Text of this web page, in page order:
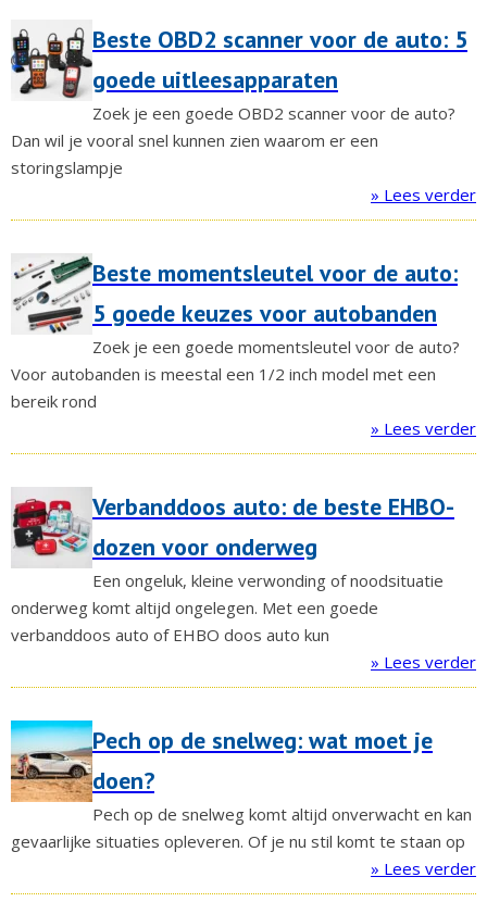
Beste OBD2 scanner voor de auto: 5
goede uitleesapparaten
Zoek je een goede OBD2 scanner voor de auto?
Dan wil je vooral snel kunnen zien waarom er een
storingslampje
» Lees verder
Beste momentsleutel voor de auto:
5 goede keuzes voor autobanden
Zoek je een goede momentsleutel voor de auto?
Voor autobanden is meestal een 1/2 inch model met een
bereik rond
» Lees verder
Verbanddoos auto: de beste EHBO-
dozen voor onderweg
Een ongeluk, kleine verwonding of noodsituatie
onderweg komt altijd ongelegen. Met een goede
verbanddoos auto of EHBO doos auto kun
» Lees verder
Pech op de snelweg: wat moet je
doen?
Pech op de snelweg komt altijd onverwacht en kan
gevaarlijke situaties opleveren. Of je nu stil komt te staan op
» Lees verder